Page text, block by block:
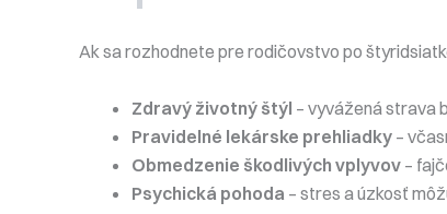
Ak sa rozhodnete pre rodičovstvo po
Zdravý životný štýl – vyvážená strava
Pravidelné lekárske prehliadky –
Obmedzenie škodlivých vplyvov –
Psychická pohoda – stres a úzkosť